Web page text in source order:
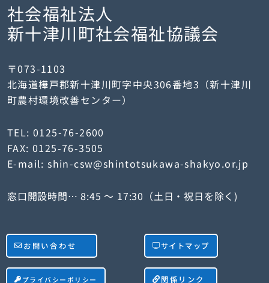
社会福祉法人
新十津川町社会福祉協議会
〒073-1103
北海道樺戸郡新十津川町字中央306番地3（新十津川
町農村環境改善センター）
TEL: 0125-76-2600
FAX: 0125-76-3505
E-mail: shin-csw@shintotsukawa-shakyo.or.jp
窓口開設時間… 8:45 ～ 17:30（土日・祝日を除く)
お問い合わせ サイトマップ
プライバシーポリシー 関係リンク